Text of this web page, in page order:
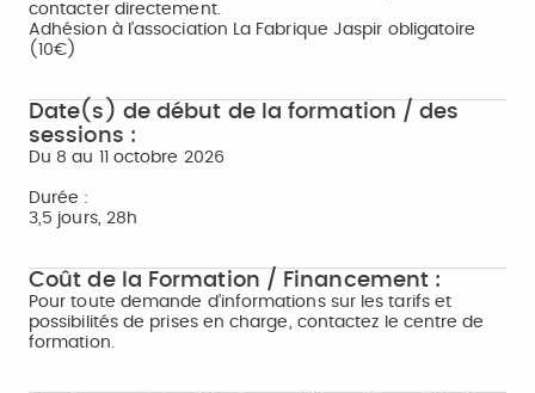
contacter directement.
Adhésion à l’association La Fabrique Jaspir obligatoire
(10€)
Date(s) de début de la formation / des
sessions :
Du 8 au 11 octobre 2026
Durée :
3,5 jours, 28h
Coût de la Formation / Financement :
Pour toute demande d’informations sur les tarifs et
possibilités de prises en charge, contactez le centre de
formation.